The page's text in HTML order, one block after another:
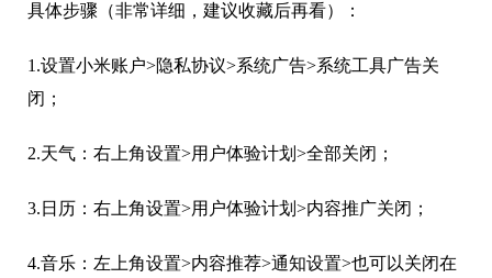
具体步骤（非常详细，建议收藏后再看）：
1.设置小米账户>隐私协议>系统广告>系统工具广告关
闭；
2.天气：右上角设置>用户体验计划>全部关闭；
3.日历：右上角设置>用户体验计划>内容推广关闭；
4.音乐：左上角设置>内容推荐>通知设置>也可以关闭在